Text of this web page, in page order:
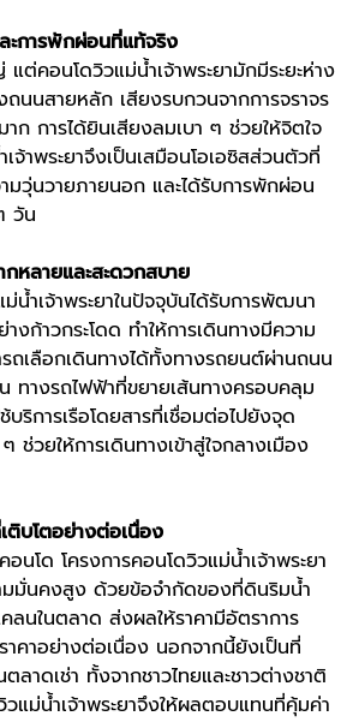
ะการพักผ่อนที่แท้จริง
แต่คอนโดวิวแม่น้ำเจ้าพระยามักมีระยะห่าง
นนสายหลัก เสียงรบกวนจากการจราจร
ก การได้ยินเสียงลมเบา ๆ ช่วยให้จิตใจ
จ้าพระยาจึงเป็นเสมือนโอเอซิสส่วนตัวที่
มวุ่นวายภายนอก และได้รับการพักผ่อน
วัน
หลายและสะดวกสบาย
น้ำเจ้าพระยาในปัจจุบันได้รับการพัฒนา
งก้าวกระโดด ทำให้การเดินทางมีความ
ถเลือกเดินทางได้ทั้งทางรถยนต์ผ่านถนน
ทางรถไฟฟ้าที่ขยายเส้นทางครอบคลุม
บริการเรือโดยสารที่เชื่อมต่อไปยังจุด
วยให้การเดินทางเข้าสู่ใจกลางเมือง
ติบโตอย่างต่อเนื่อง
อนโด โครงการคอนโดวิวแม่น้ำเจ้าพระยา
มั่นคงสูง ด้วยข้อจำกัดของที่ดินริมน้ำ
ลนในตลาด ส่งผลให้ราคามีอัตราการ
าคาอย่างต่อเนื่อง นอกจากนี้ยังเป็นที่
ลาดเช่า ทั้งจากชาวไทยและชาวต่างชาติ
แม่น้ำเจ้าพระยาจึงให้ผลตอบแทนที่คุ้มค่า